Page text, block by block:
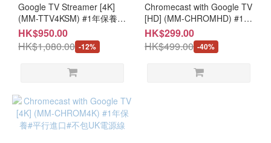
Google TV Streamer [4K]
(MM-TTV4KSM) #1年保養#
平行進口#不包UK插頭
HK$950.00
HK$1,080.00 -12%
Chromecast with Google TV
[HD] (MM-CHROMHD) #1年
保養#平行進口#不包UK電源
線
HK$299.00
HK$499.00 -40%